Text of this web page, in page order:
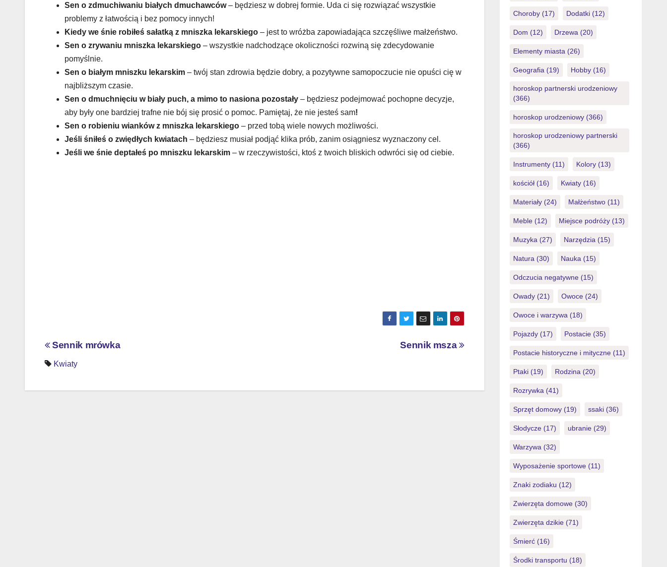
Sen o zdmuchiwaniu białych dmuchawców– będziesz w dobrej formie. Uda ci się rozwiązać wszystkie
problemy z łatwością i bez pomocy innych!
Kiedy we śnie robiłeś sałatką z mniszka lekarskiego – jest to wróżba zapowiadająca szczęśliwe małżeństwo.
Sen o zrywaniu mniszka lekarskiego – wszystkie nadchodzące okoliczności rozwiną się zdecydowanie
pomyślnie.
Sen o białym mniszku lekarskim – twój stan zdrowia będzie dobry, a pozytywne samopoczucie nie opuści cię w
najbliższym czasie.
Sen o dmuchnięciu w biały puch, a mimo to nasiona pozostały – będziesz podejmować pochopne decyzje,
aby były one bardziej trafne nie bój się prosić o pomoc. Pamiętaj, że nie jesteś sam!
Sen o robieniu wianków z mniszka lekarskiego – przed tobą wiele nowych możliwości.
Jeśli śniłeś o zwiędłych kwiatach – będziesz musiał podjąć klika prób, zanim osiągniesz wyznaczony cel.
Jeśli we śnie deptałeś po mniszku lekarskim – w rzeczywistości, ktoś z twoich bliskich odwróci się od ciebie.
Nawigacja
wpisu
Sennik msza
Sennik mrówka
Kwiaty
guaranteed and that losses are a
possibility. Setting clear financial limits
Choroby(17) Dodatki(12)
Dom (12) Drzewa(20)
Elementy miasta(26)
Geografia(19) Hobby(16)
horoskop partnerski urodzeniowy
(366)
horoskop urodzeniowy(366)
horoskop urodzeniowy partnerski
(366)
Instrumenty(11) Kolory(13)
kościół(16) Kwiaty(16)
Materiały(24) Małżeństwo(11)
Meble(12) Miejsce podróży(13)
Muzyka(27) Narzędzia(15)
Natura(30) Nauka(15)
Odczucia negatywne(15)
Owady(21) Owoce(24)
Owoce i warzywa(18)
Pojazdy(17) Postacie(35)
Postacie historyczne i mityczne(11)
Ptaki(19) Rodzina(20)
Rozrywka(41)
Sprzęt domowy(19) ssaki(36)
Słodycze(17) ubranie(29)
Warzywa(32)
Wyposażenie sportowe(11)
Znaki zodiaku (12)
Zwierzęta domowe(30)
Zwierzęta dzikie(71)
Śmierć(16)
Środki transportu (18)